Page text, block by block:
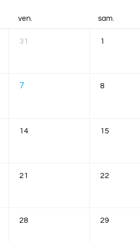
ven. sam.
31 1
7 8
14 15
21 22
28 29